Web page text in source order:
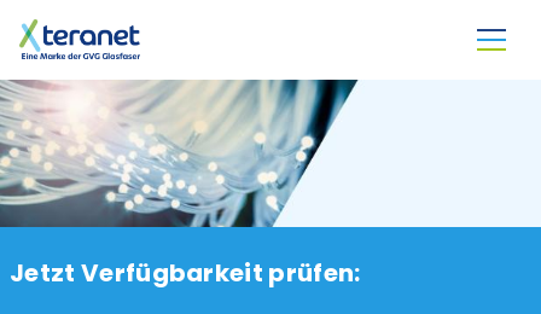
Jetzt Verfügbarkeit prüfen: